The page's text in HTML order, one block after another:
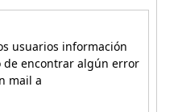
usuarios información
de encontrar algún error
mail a